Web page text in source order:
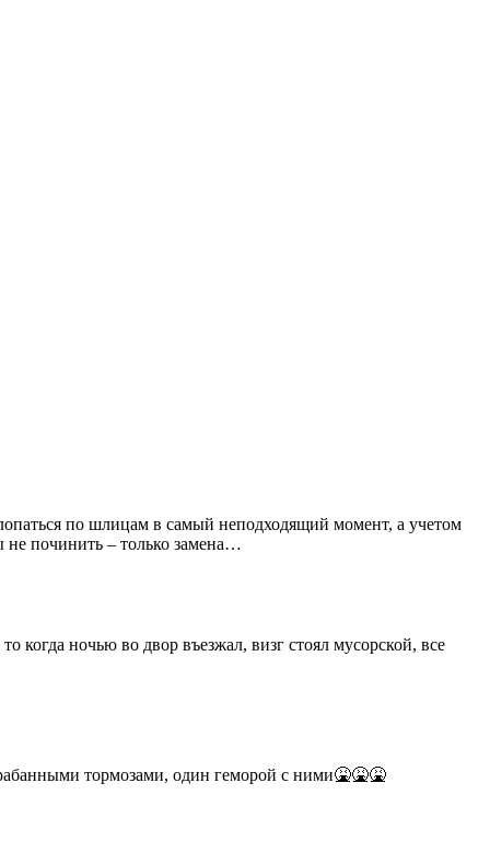
по шлицам в самый неподходящий момент, а учетом
не починить – только замена…
когда ночью во двор въезжал, визг стоял мусорской, все
тормозами, один геморой с ними🤮🤮🤮